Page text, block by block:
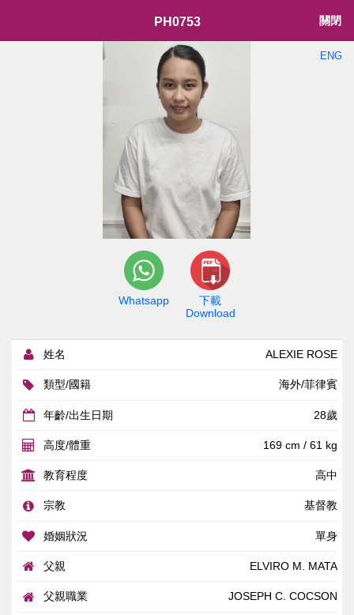
PH0753 關閉
ENG
Whatsapp
下載
Download
姓名 ALEXIE ROSE
類型/國籍 海外/菲律賓
年齡/出生日期 28歲
高度/體重 169 cm / 61 kg
教育程度 高中
宗教 基督教
婚姻狀況 單身
父親 ELVIRO M. MATA
父親職業 JOSEPH C. COCSON